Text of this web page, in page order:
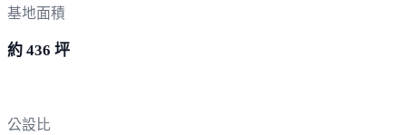
基地面積
約 436 坪
公設比